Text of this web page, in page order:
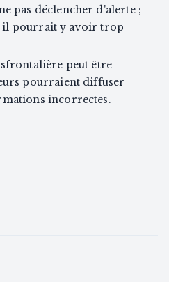
pas déclencher d'alerte ;
il pourrait y avoir trop
peut être
pourraient diffuser
incorrectes.